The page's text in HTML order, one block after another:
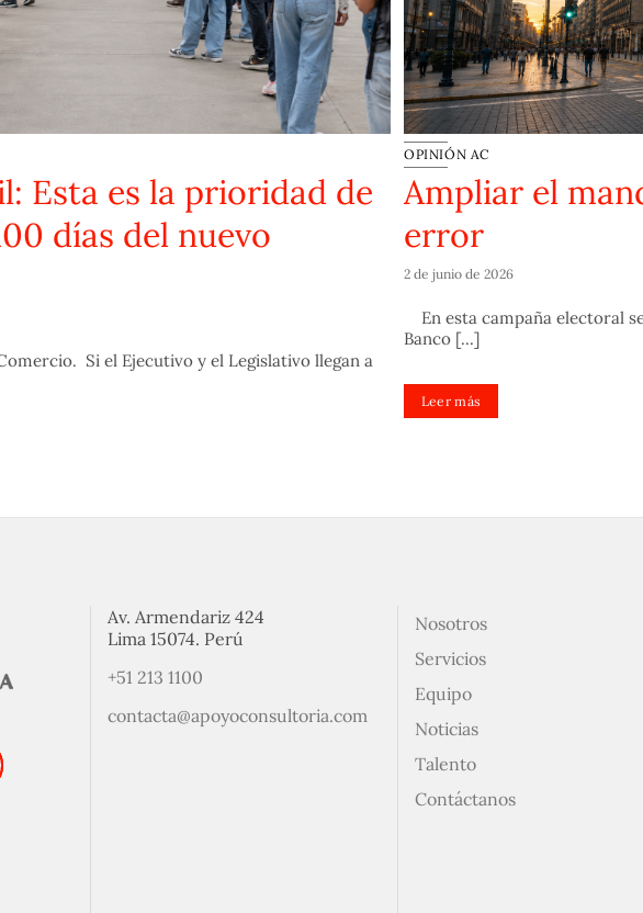
Esta es la prioridad de
días del nuevo
Si el Ejecutivo y el Legislativo llegan a
OPINIÓN AC
Ampliar el
error
2 de junio de 2026
En esta campaña electoral
Banco [...]
Leer más
Av. Armendariz 424
Lima 15074. Perú
+51 213 1100
contacta@apoyoconsultoria.com
Nosotros
Servicios
Equipo
Noticias
Talento
Contáctanos